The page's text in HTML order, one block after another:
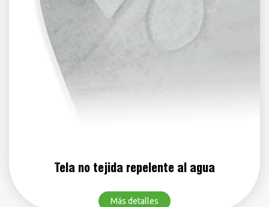
Tela no tejida repelente al agua
Más detalles